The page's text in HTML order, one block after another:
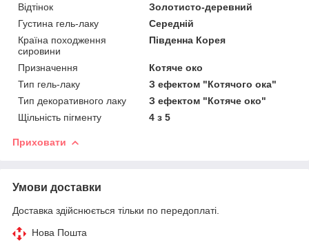
Відтінок
Золотисто-деревний
Густина гель-лаку
Середній
Країна походження
сировини
Південна Корея
Призначення
Котяче око
Тип гель-лаку
З ефектом "Котячого ока"
Тип декоративного лаку
З ефектом "Котяче око"
Щільність пігменту
4 з 5
Приховати
Умови доставки
Доставка здійснюється тільки по передоплаті.
Нова Пошта